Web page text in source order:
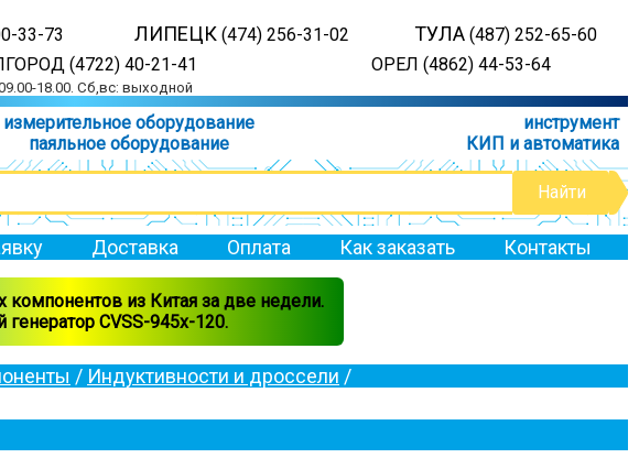
33-73 ЛИПЕЦК (474) 256-31-02 ТУЛА (487) 252-65-60
(4722) 40-21-41 ОРЕЛ (4862) 44-53-64
18.00. Сб,вс: выходной
измерительное оборудование
инструмент
паяльное оборудование КИП и автоматика
Доставка Оплата Как заказать Контакты
компонентов из Китая за две недели.
CVSS-945x-120.
/ Индуктивности и дроссели /